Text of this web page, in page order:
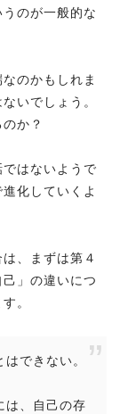
のが一般的な
のかもしれま
いでしょう。
か？
はないようで
化していくよ
、まずは第４
」の違いにつ
。
できない。
は、自己の存